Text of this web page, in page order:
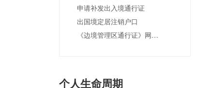
申请补发出入境通行证
出国境定居注销户口
《边境管理区通行证》网上预约
个人生命周期